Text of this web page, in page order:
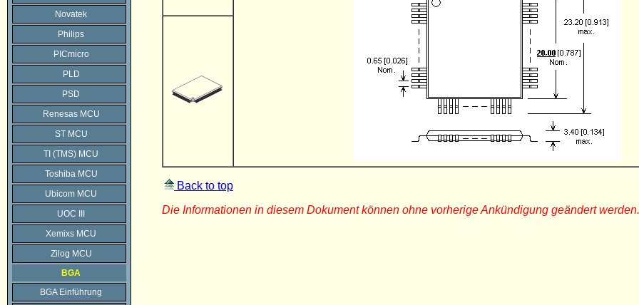
Novatek
Philips
PICmicro
PLD
PSD
Renesas MCU
ST MCU
TI (TMS) MCU
Toshiba MCU
Ubicom MCU
UOC III
Xemixs MCU
Zilog MCU
BGA
BGA Einführung
Back to top
Die Informationen in diesem Dokument können ohne vorherige Ankündigung geändert werden.